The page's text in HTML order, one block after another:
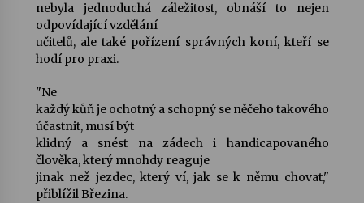
3. 7. 2026
Petr Adamec – Malovaný svět
nebyla jednoduchá záležitost, obnáší to nejen
odpovídající vzdělání
učitelů, ale také pořízení správných koní, kteří se
hodí pro praxi.
"Ne
každý kůň je ochotný a schopný se něčeho takového
účastnit, musí být
klidný a snést na zádech i handicapovaného
člověka, který mnohdy reaguje
jinak než jezdec, který ví, jak se k ­němu chovat,"
přiblížil Březina.